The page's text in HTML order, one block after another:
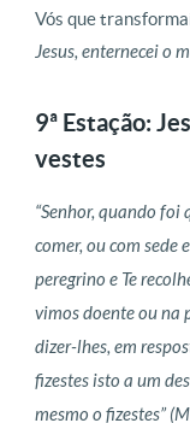
Vós que
Jesus, enternecei o
9ª Estação:
vestes
“Senhor, quando foi
comer, ou com sede
peregrino e Te
vimos doente ou na
dizer-lhes, em
fizestes isto a um
mesmo o fizestes”